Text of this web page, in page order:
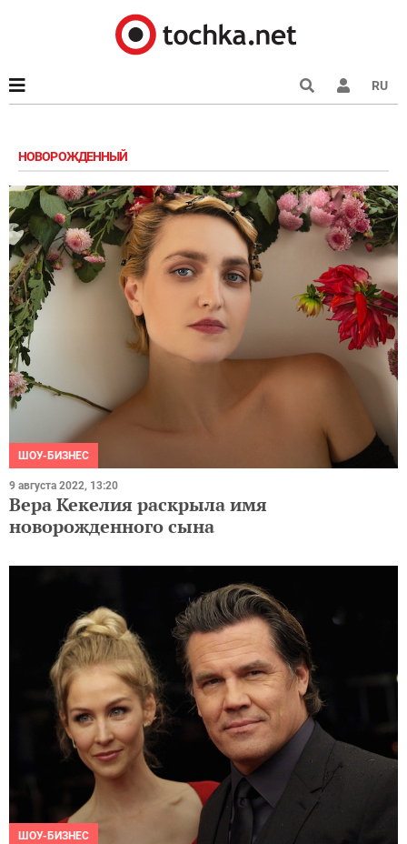
RU
НОВОРОЖДЕННЫЙ
ШОУ-БИЗНЕС
9 августа 2022, 13:20
Вера Кекелия раскрыла имя
новорожденного сына
ШОУ-БИЗНЕС